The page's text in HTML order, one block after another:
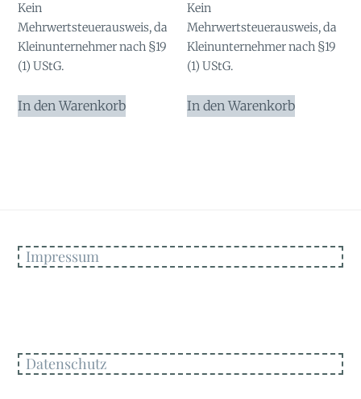
Kein
Mehrwertsteuerausweis, da
Kleinunternehmer nach §19
(1) UStG.
In den Warenkorb
Kein
Mehrwertsteuerausweis, da
Kleinunternehmer nach §19
(1) UStG.
In den Warenkorb
Impressum
Datenschutz